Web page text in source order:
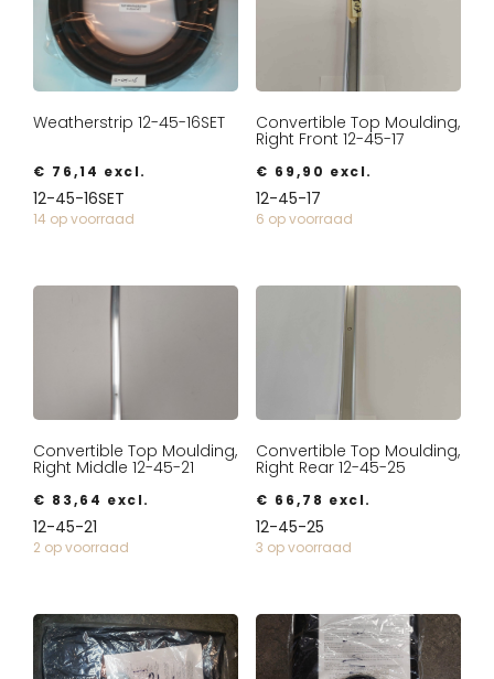
Weatherstrip 12-45-16SET
€ 76,14 excl.
12-45-16SET
14 op voorraad
Convertible Top Moulding,
Right Front 12-45-17
€ 69,90 excl.
12-45-17
6 op voorraad
Convertible Top Moulding,
Right Middle 12-45-21
€ 83,64 excl.
12-45-21
2 op voorraad
Convertible Top Moulding,
Right Rear 12-45-25
€ 66,78 excl.
12-45-25
3 op voorraad